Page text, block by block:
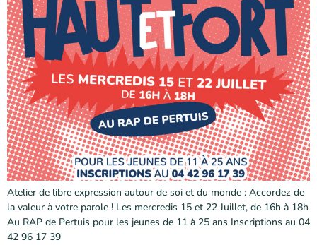
Atelier de libre expression autour de soi et du monde : Accordez de
la valeur à votre parole ! Les mercredis 15 et 22 Juillet, de 16h à 18h
Au RAP de Pertuis pour les jeunes de 11 à 25 ans Inscriptions au 04
42 96 17 39